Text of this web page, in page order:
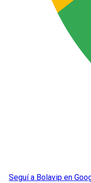
Seguí a Bolavip en